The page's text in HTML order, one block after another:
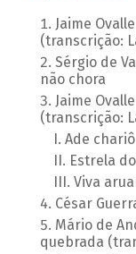
Jaime
(transcrição:
Sérgio de
não chora
Jaime
(transcrição:
Ade chariô
Estrela
Viva
César
Mário de
quebrada